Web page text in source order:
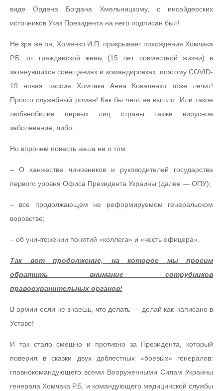
виде Ордена Богдана Хмельницкому, с инсайдерских
источников Указ Президента на него подписан был!
Не зря же он, Хоменко И.П. прикрывает похождения Хомчака
Р.Б. от гражданской жены (15 лет совместной жизни) в
затянувшихся совещаниях и командировках, поэтому COVID-
19 новая пассия Хомчака Анна Коваленко тоже лечит!
Просто служебный роман! Как бы чего не вышло. Или такое
любвеобилие первых лиц страны также вирусное
заболевание, либо…
Но впрочем повесть наша не о том:
– О ханжестве чиновников и руководителей государства
первого уровня Офиса Президента Украины (далее — ОПУ);
– все продолжающем не реформируемом генеральском
воровстве;
– об уничтожении понятий «коллега» и «честь офицера».
Так вот продолжение, на которое мы просим
обратить внимание сотрудников
правоохранительных органов!
В армии если не знаешь, что делать — делай как написано в
Уставе!
И так стало смешно и противно за Президента, который
поверил в сказки двух доблестных «боевых» генералов:
главнокомандующего всеми Вооруженными Силам Украины
генерала Хомчака Р.Б. и командующего медицинской службы